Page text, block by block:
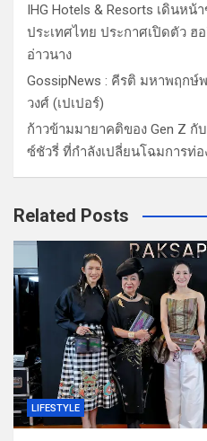
IHG Hotels & Resorts เดินห
ประเทศไทย ประกาศเปิดตัว ฮ
อ่าวนาง
GossipNews : คีรติ มหาพฤก
วงศ์ (เปเปอร์)
ก้าวข้ามมายาคติของ Gen Z
ซ์ชัวรี่ ที่กำลังเปลี่ยนโฉมการท่อ
Related Posts
LIFESTYLE